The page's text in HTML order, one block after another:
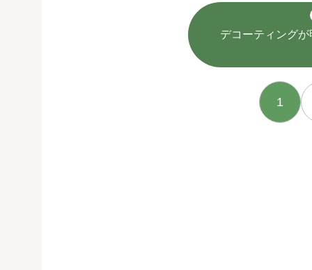
デコーティング
1